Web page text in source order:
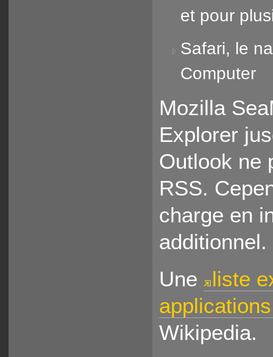
et pour
Safari, le
Computer
Mozilla
Explorer
Outlook ne
RSS.
charge en
additionnel.
Une
liste
Wikipedia.